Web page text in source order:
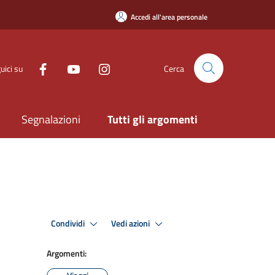
Accedi all'area personale
su Cerca
Segnalazioni Tutti gli argomenti
Condividi Vedi azioni
Argomenti: